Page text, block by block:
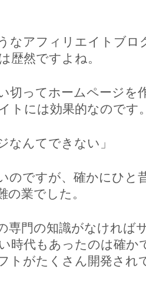
なアフィリエイトブロ
歴然ですよね。
切ってホームページを
トには効果的なのです
なんてできない」
のですが、確かにひと
の業でした。
専門の知識がなければ
時代もあったのは確か
トがたくさん開発され